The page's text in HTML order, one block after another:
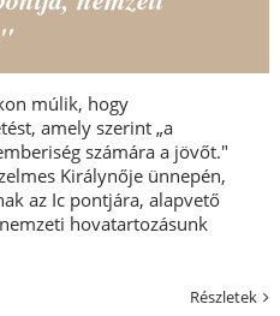
múlik, hogy
amely szerint „a
számára a jövőt."
Királynője ünnepén,
az Ic pontjára, alapvető
hovatartozásunk
Részletek